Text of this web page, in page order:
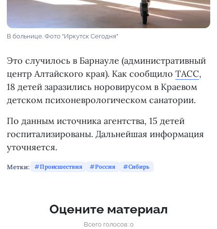
В больнице. Фото "Иркутск Сегодня"
Это случилось в Барнауле (административный
центр Алтайского края). Как сообщило ТАСС,
18 детей заразились норовирусом в Краевом
детском психоневрологическом санатории.
По данным источника агентства, 15 детей
госпитализированы. Дальнейшая информация
уточняется.
Метки: Происшествия Россия Сибирь
Оцените материал
Всего голосов: 0